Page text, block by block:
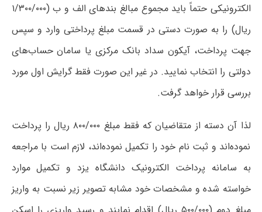
الکترونیکی حتماً باید مجموع مبالغ بندهای الف و ب (۱/۳۰۰/۰۰۰
ریال) را به صورت دستی در قسمت مبلغ پرداختی وارد و سپس
جهت پرداخت، آیکون سداد بانک مرکزی یا سامان حساب‌های
دولتی را انتخاب نمایید. در غیر این صورت فقط گرایش اول مورد
بررسی قرار خواهد گرفت.
لذا آن دسته از متقاضیان که فقط مبلغ ۸۰۰/۰۰۰ ریال را پرداخت
نموده‌اند و ثبت نام خود را تکمیل نموده‌اند، لازم است با مراجعه
به سامانه پرداخت الکترونیک دانشگاه یزد و تکمیل موارد
خواسته شده و مشخصات خود مشابه تصویر زیر نسبت به واریز